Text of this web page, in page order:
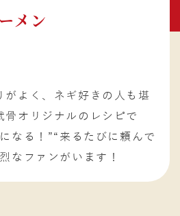
メン
がよく、ネギ好きの人も堪
骨オリジナルのレシピで
なる！”“来るたびに頼んで
なファンがいます！